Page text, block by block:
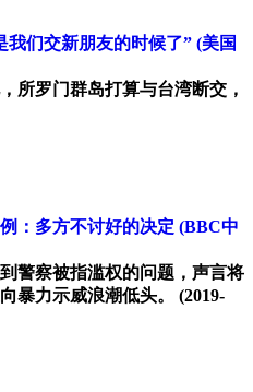
我们交新朋友的时候了” (美国
所罗门群岛打算与台湾断交，
：多方不讨好的决定 (BBC中
警察被指滥权的问题，声言将
暴力示威浪潮低头。
(2019-